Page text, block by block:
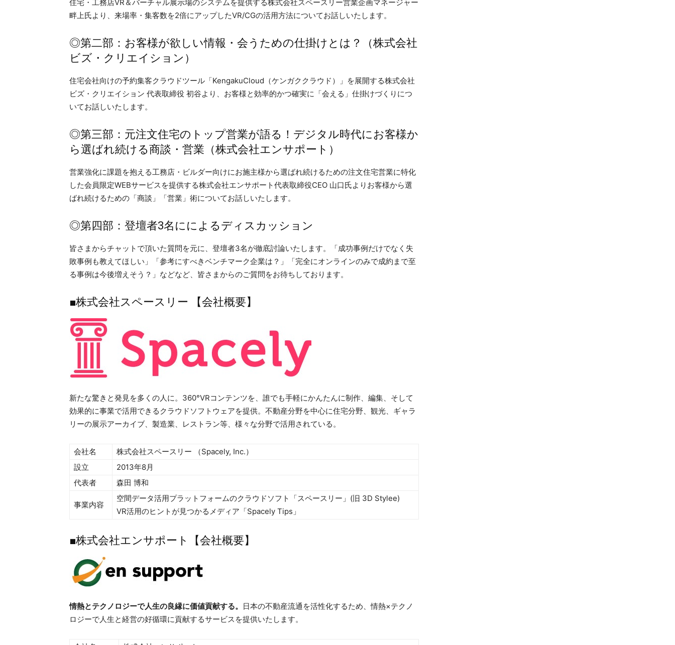
住宅・工務店VR＆バーチャル展示場のシステムを提供する株式会社スペースリー営業企画マネージャー
畔上氏より、来場率・集客数を2倍にアップしたVR/CGの活用方法についてお話しいたします。
◎第二部：お客様が欲しい情報・会うための仕掛けとは？（株式会社
ビズ・クリエイション）
住宅会社向けの予約集客クラウドツール「KengakuCloud（ケンガククラウド）」を展開する株式会社
ビズ・クリエイション 代表取締役 初谷より、お客様と効率的かつ確実に「会える」仕掛けづくりにつ
いてお話しいたします。
◎第三部：元注文住宅のトップ営業が語る！デジタル時代にお客様か
ら選ばれ続ける商談・営業（株式会社エンサポート）
営業強化に課題を抱える工務店・ビルダー向けにお施主様から選ばれ続けるための注文住宅営業に特化
した会員限定WEBサービスを提供する株式会社エンサポート代表取締役CEO 山口氏よりお客様から選
ばれ続けるための「商談」「営業」術についてお話しいたします。
◎第四部：登壇者3名にによるディスカッション
皆さまからチャットで頂いた質問を元に、登壇者3名が徹底討論いたします。「成功事例だけでなく失
敗事例も教えてほしい」「参考にすべきベンチマーク企業は？」「完全にオンラインのみで成約まで至
る事例は今後増えそう？」などなど、皆さまからのご質問をお待ちしております。
■株式会社スペースリー 【会社概要】
新たな驚きと発見を多くの人に。360°VRコンテンツを、誰でも手軽にかんたんに制作、編集、そして
効果的に事業で活用できるクラウドソフトウェアを提供。不動産分野を中心に住宅分野、観光、ギャラ
リーの展示アーカイブ、製造業、レストラン等、様々な分野で活用されている。
会社名
株式会社スペースリー （Spacely, Inc.）
設立
2013年8月
代表者
森田 博和
事業内容
空間データ活用プラットフォームのクラウドソフト「スペースリー」(旧 3D Stylee)
VR活用のヒントが見つかるメディア「Spacely Tips」
■株式会社エンサポート【会社概要】
情熱とテクノロジーで人生の良縁に価値貢献する。
日本の不動産流通を活性化するため、情熱×テクノ
ロジーで人生と経営の好循環に貢献するサービスを提供いたします。